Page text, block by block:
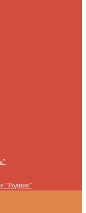
“Родник”